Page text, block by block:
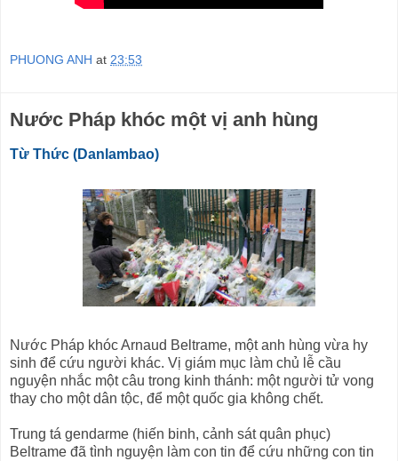
PHUONG ANH at 23:53
Nước Pháp khóc một vị anh hùng
Từ Thức (Danlambao)
Nước Pháp khóc Arnaud Beltrame, một anh hùng vừa hy
sinh để cứu người khác. Vị giám mục làm chủ lễ cầu
nguyện nhắc một câu trong kinh thánh: một người tử vong
thay cho một dân tộc, để một quốc gia không chết.
Trung tá gendarme (hiến binh, cảnh sát quân phục)
Beltrame đã tình nguyện làm con tin để cứu những con tin